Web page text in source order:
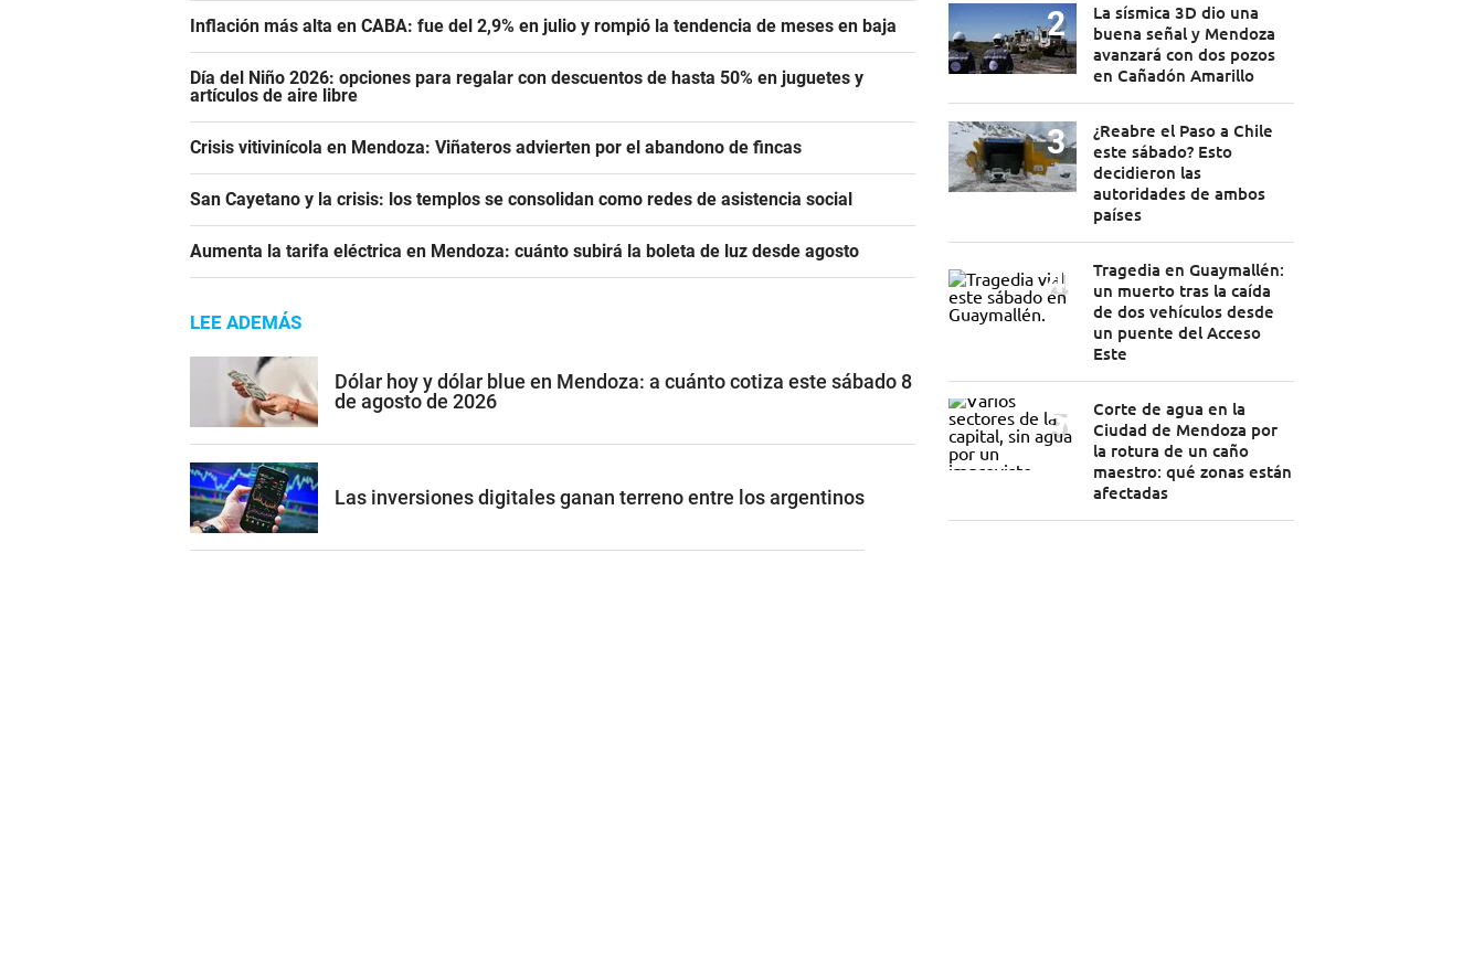
Inflación más alta en CABA: fue del 2,9% en julio y rompió la tendencia de meses en baja
Día del Niño 2026: opciones para regalar con descuentos de hasta 50% en juguetes y
artículos de aire libre
Crisis vitivinícola en Mendoza: Viñateros advierten por el abandono de fincas
San Cayetano y la crisis: los templos se consolidan como redes de asistencia social
Aumenta la tarifa eléctrica en Mendoza: cuánto subirá la boleta de luz desde agosto
LEE ADEMÁS
Dólar hoy y dólar blue en Mendoza: a cuánto cotiza este sábado 8
de agosto de 2026
Las inversiones digitales ganan terreno entre los argentinos
La sísmica 3D dio una
buena señal y Mendoza
avanzará con dos pozos
en Cañadón Amarillo
¿Reabre el Paso a Chile
este sábado? Esto
decidieron las
autoridades de ambos
países
Tragedia en Guaymallén:
un muerto tras la caída
de dos vehículos desde
un puente del Acceso
Este
Corte de agua en la
Ciudad de Mendoza por
la rotura de un caño
maestro: qué zonas están
afectadas